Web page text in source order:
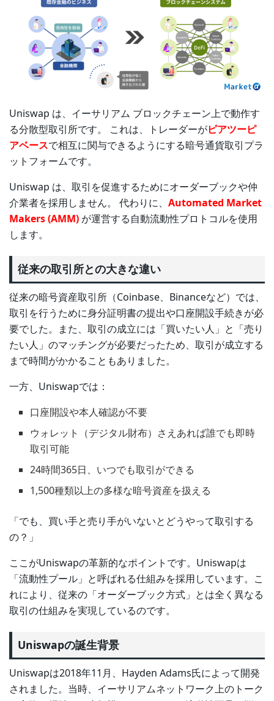
Uniswap は、イーサリアム ブロックチェーン上で動作す
る分散型取引所です。 これは、トレーダーがピアツーピ
アベースで相互に関与できるようにする暗号通貨取引プラ
ットフォームです。
Uniswap は、取引を促進するためにオーダーブックや仲
介業者を採用しません。 代わりに、 Automated Market
Makers (AMM) が運営する自動流動性プロトコルを使用
します。
従来の取引所との大きな違い
従来の暗号資産取引所（Coinbase、Binanceなど）では、
取引を行うために身分証明書の提出や口座開設手続きが必
要でした。また、取引の成立には「買いたい人」と「売り
たい人」のマッチングが必要だったため、取引が成立する
まで時間がかかることもありました。
一方、Uniswapでは：
口座開設や本人確認が不要
ウォレット（デジタル財布）さえあれば誰でも即時
取引可能
24時間365日、いつでも取引ができる
1,500種類以上の多様な暗号資産を扱える
「でも、買い手と売り手がいないとどうやって取引する
の？」
ここがUniswapの革新的なポイントです。Uniswapは
「流動性プール」と呼ばれる仕組みを採用しています。こ
れにより、従来の「オーダーブック方式」とは全く異なる
取引の仕組みを実現しているのです。
Uniswapの誕生背景
Uniswapは2018年11月、Hayden Adams氏によって開発
されました。当時、イーサリアムネットワーク上のトーク